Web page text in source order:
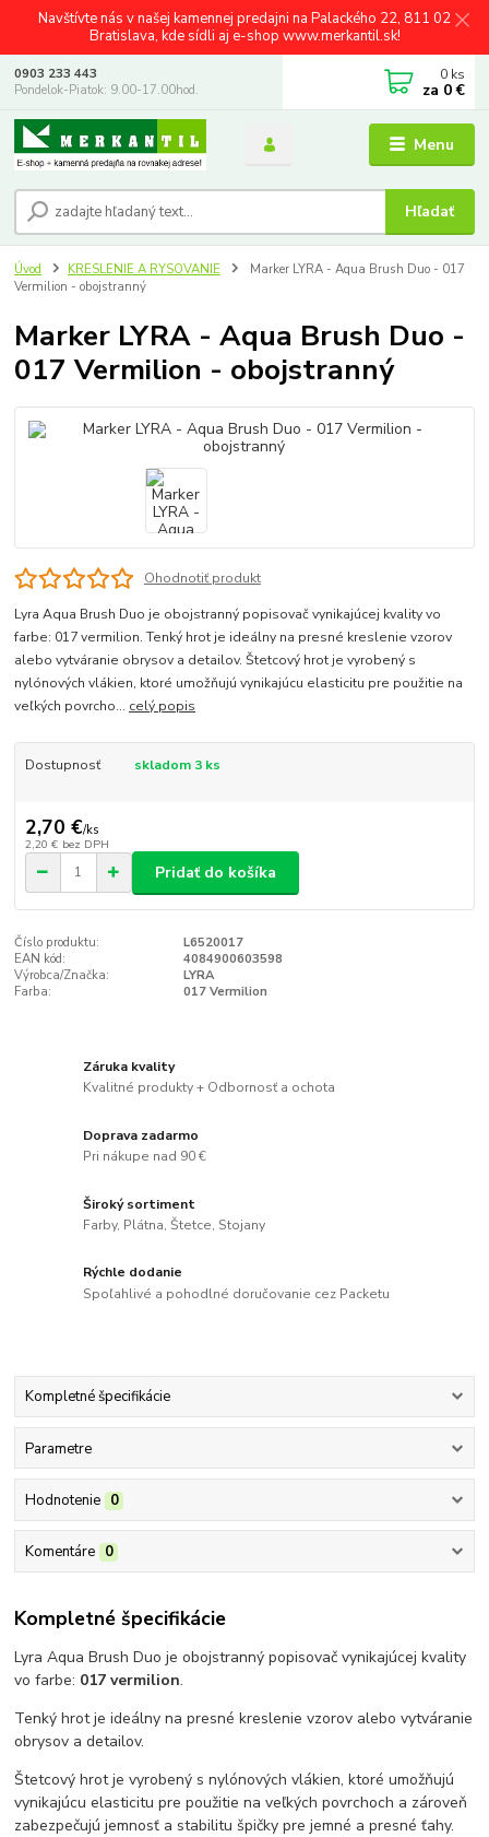
Navštívte nás v našej kamennej predajni na Palackého 22, 811 02
Bratislava, kde sídli aj e-shop www.merkantil.sk!
Menu
Hľadať
0903 233 443
Pondelok-Piatok: 9.00-17.00hod.
0 ks
za 0 €
Úvod KRESLENIE A RYSOVANIE
Marker LYRA - Aqua Brush Duo - 017
Vermilion - obojstranný
Marker LYRA - Aqua Brush Duo -
017 Vermilion - obojstranný
Ohodnotiť produkt
Lyra Aqua Brush Duo je obojstranný popisovač vynikajúcej kvality vo
farbe: 017 vermilion. Tenký hrot je ideálny na presné kreslenie vzorov
alebo vytváranie obrysov a detailov. Štetcový hrot je vyrobený s
nylónových vlákien, ktoré umožňujú vynikajúcu elasticitu pre použitie na
veľkých povrcho... celý popis
Dostupnosť skladom 3 ks
2,70 €/ks
2,20 € bez DPH
Pridať do košíka
Číslo produktu:
L6520017
EAN kód:
4084900603598
Výrobca/Značka:
LYRA
Farba:
017 Vermilion
Záruka kvality
Kvalitné produkty + Odbornosť a ochota
Doprava zadarmo
Pri nákupe nad 90 €
Široký sortiment
Farby, Plátna, Štetce, Stojany
Rýchle dodanie
Spoľahlivé a pohodlné doručovanie cez Packetu
Kompletné špecifikácie
Parametre
Hodnotenie 0
Komentáre 0
Kompletné špecifikácie
Lyra Aqua Brush Duo je obojstranný popisovač vynikajúcej kvality
vo farbe: 017 vermilion.
Tenký hrot je ideálny na presné kreslenie vzorov alebo vytváranie
obrysov a detailov.
Štetcový hrot je vyrobený s nylónových vlákien, ktoré umožňujú
vynikajúcu elasticitu pre použitie na veľkých povrchoch a zároveň
zabezpečujú jemnosť a stabilitu špičky pre jemné a presné ťahy.